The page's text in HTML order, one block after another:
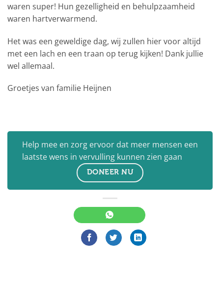
waren super! Hun gezelligheid en behulpzaamheid
waren hartverwarmend.
Het was een geweldige dag, wij zullen hier voor altijd
met een lach en een traan op terug kijken! Dank jullie
wel allemaal.
Groetjes van familie Heijnen
Help mee en zorg ervoor dat meer mensen een
laatste wens in vervulling kunnen zien gaan
DONEER NU